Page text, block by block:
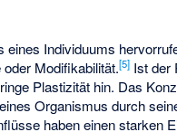
Individuums
Modifikabilität.[5] Ist der
Plastizität hin. Das
Organismus durch
haben einen starken